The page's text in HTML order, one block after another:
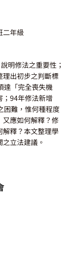
二年級
明修法之重要性；
理出初步之判斷標
達「完全喪失機
；94年修法新增
困難，惟何種程度
又應如何解釋？修
解釋？本文整理學
立法建議。